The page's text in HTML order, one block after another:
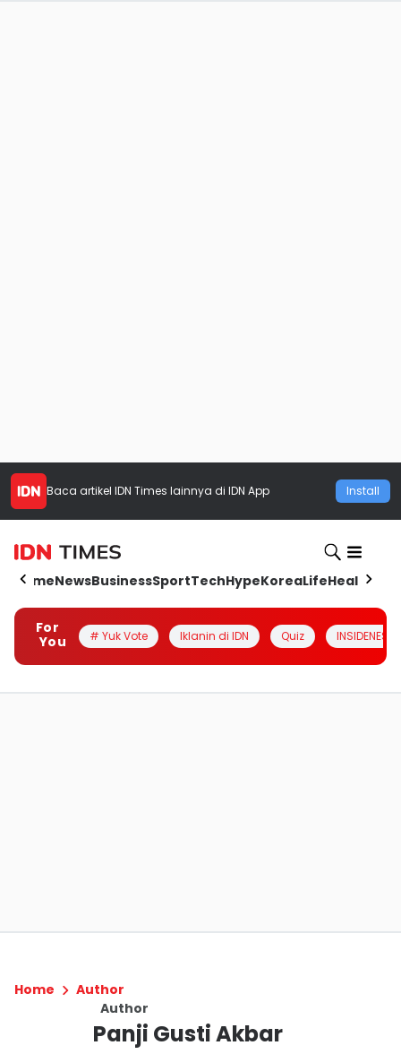
Baca artikel IDN Times lainnya di IDN App Install
HomeNewsBusinessSportTechHypeKoreaLifeHealth
For
You
# Yuk Vote Iklanin di IDN Quiz INSIDENESIA
Home
Author
Author
Panji Gusti Akbar